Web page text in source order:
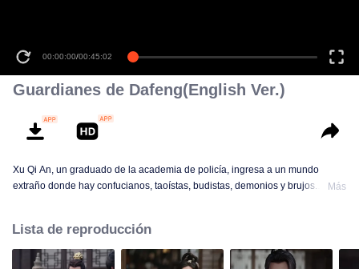
00:00:00/00:45:02
Guardianes de Dafeng(English Ver.)
Xu Qi An, un graduado de la academia de policía, ingresa a un mundo
extraño donde hay confucianos, taoístas, budistas, demonios y brujos.
organización de guardianes para cambiar su destino y así convertirse en un
Guardián.
Más
Lista de reproducción